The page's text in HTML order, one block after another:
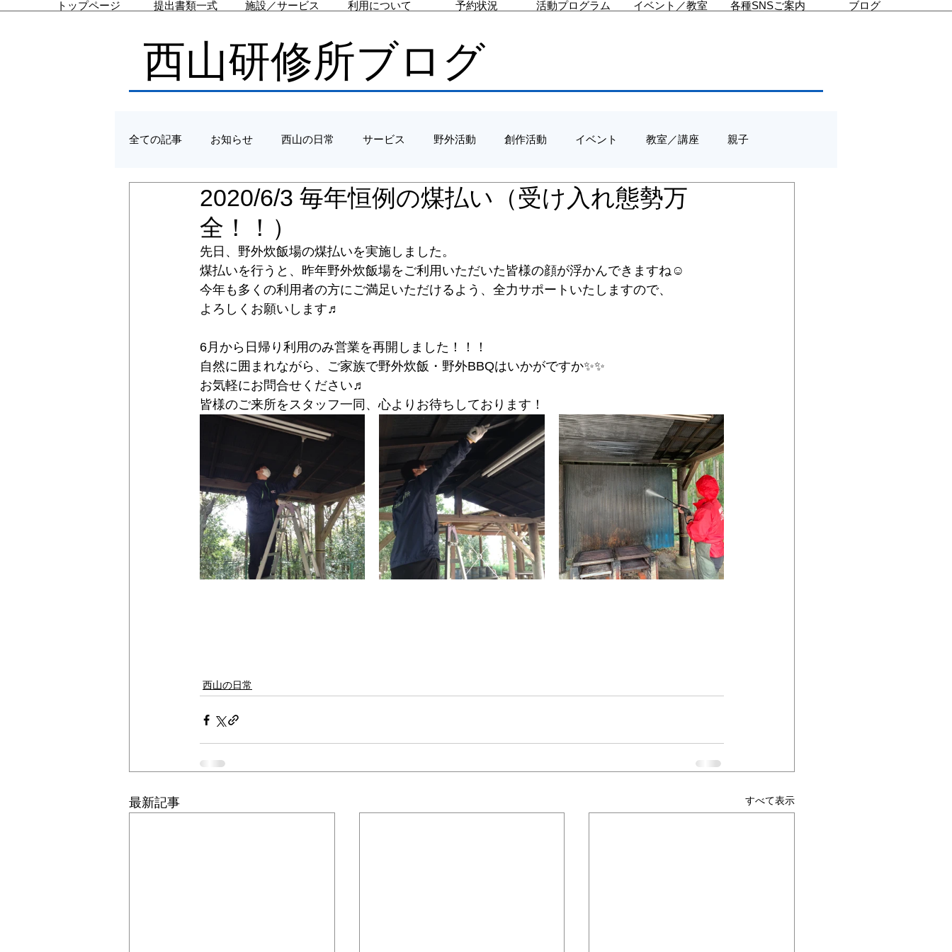
トップページ 提出書類一式 施設／サービス 利用について 予約状況 活動プログラム イベント／教室 各種SNSご案内 ブログ
西山研修所ブログ
全ての記事 お知らせ 西山の日常 サービス 野外活動 創作活動 イベント 教室／講座 親子
2020/6/3 毎年恒例の煤払い（受け入れ態勢万
全！！）
先日、野外炊飯場の煤払いを実施しました。
煤払いを行うと、昨年野外炊飯場をご利用いただいた皆様の顔が浮かんできますね☺
今年も多くの利用者の方にご満足いただけるよう、全力サポートいたしますので、
よろしくお願いします♬
6月から日帰り利用のみ営業を再開しました！！！
自然に囲まれながら、ご家族で野外炊飯・野外BBQはいかがですか✨✨
お気軽にお問合せください♬
皆様のご来所をスタッフ一同、心よりお待ちしております！
西山の日常
最新記事 すべて表示